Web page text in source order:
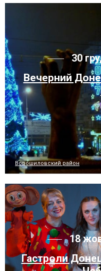
30
Вечерний
Ворошиловский район
18
Гастроли